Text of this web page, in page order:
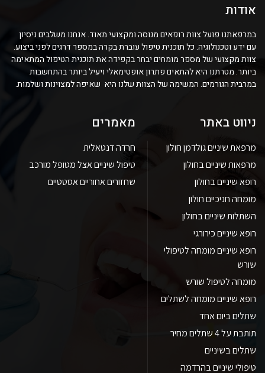
אודות
במרפאתנו פועל צוות רופאים מנוסה ומקצועי מאוד. אנחנו משלבים ניסיון
עם ידע וטכנולוגיה. כל תוכנית טיפול עוברת בקרה במספר דרגים לפני ביצוע.
צוות מקצועי של מספר מומחים יבחר בקפידה את תוכנית הטיפול המתאימה
ביותר. מטרתנו היא להתאים פתרון אופטימאלי ויעיל ביותר בהתחשבות
במרבית הגורמים. המשימה של הצוות שלנו היא שאיפה למצוינות ושלמות.
ניווט באתר
מרפאת שיניים גולדמן חולון
מרפאות שיניים בחולון
רופא שיניים בחולון
מומחה חניכיים חולון
השתלות שיניים בחולון
רופא שיניים כירורגי
רופא שיניים מומחה לטיפולי
שורש
מומחה לטיפול שורש
רופא שיניים מומחה לשתלים
שתלים ביום אחד
תותבת על 4 שתלים מחיר
שתלים בשיניים
טיפולי שיניים בהרדמה
מאמרים
חרדה דנטאלית
טיפול שיניים אצל מטופל מורכב
שחזורים אחוריים אסטטיים